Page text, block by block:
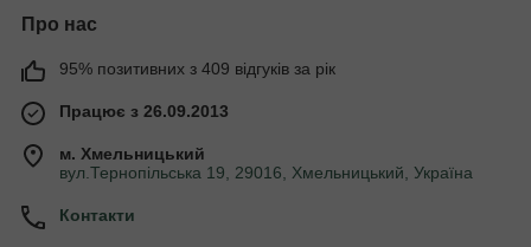
Про нас
95% позитивних з 409 відгуків за рік
Працює з 26.09.2013
м. Хмельницький
вул.Тернопільська 19, 29016, Хмельницький, Україна
Контакти